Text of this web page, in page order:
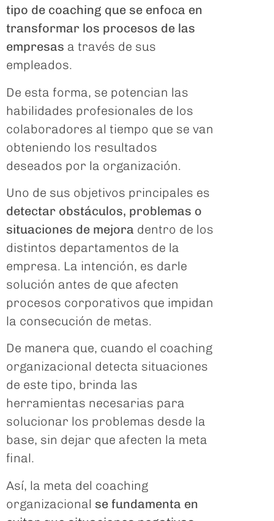
tipo de coaching que se enfoca en
transformar los procesos de las
empresas a través de sus
empleados.
De esta forma, se potencian las
habilidades profesionales de los
colaboradores al tiempo que se van
obteniendo los resultados
deseados por la organización.
Uno de sus objetivos principales es
detectar obstáculos, problemas o
situaciones de mejora dentro de los
distintos departamentos de la
empresa. La intención, es darle
solución antes de que afecten
procesos corporativos que impidan
la consecución de metas.
De manera que, cuando el coaching
organizacional detecta situaciones
de este tipo, brinda las
herramientas necesarias para
solucionar los problemas desde la
base, sin dejar que afecten la meta
final.
Así, la meta del coaching
organizacional se fundamenta en